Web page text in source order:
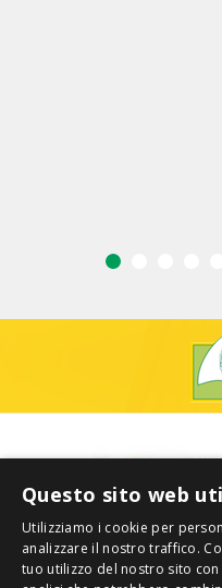
Questo sito web
Utilizziamo i cookie per
analizzare il nostro traffico.
tuo utilizzo del nostro sito